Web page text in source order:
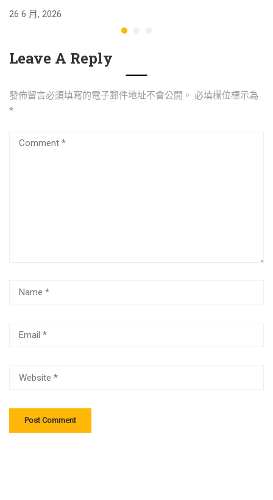
26 6 月, 2026
Leave A Reply
發佈留言必須填寫的電子郵件地址不會公開。 必填欄位標示為
*